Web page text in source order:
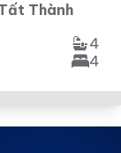
Thành
4
4